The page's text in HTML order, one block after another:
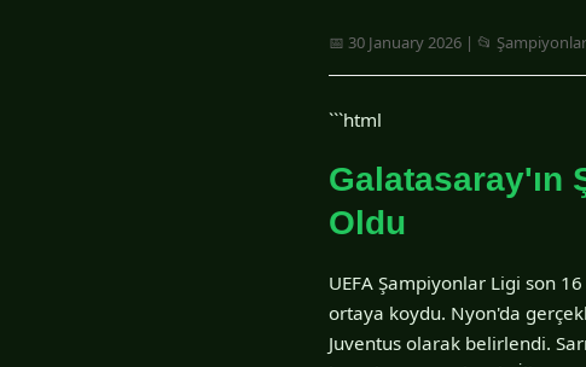
📅 30 January 2026 | 📂
```html
Oldu
UEFA Şampiyonlar Ligi son
ortaya koydu. Nyon'da
Juventus olarak belirlendi.